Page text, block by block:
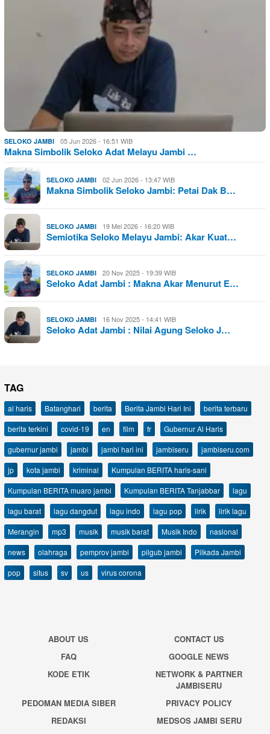
SELOKO JAMBI 05 Jun 2026 - 16:51 WIB
Makna Simbolik Seloko Adat Melayu Jambi …
SELOKO JAMBI 02 Jun 2026 - 13:47 WIB
Makna Simbolik Seloko Jambi: Petai Dak B…
SELOKO JAMBI 19 Mei 2026 - 16:20 WIB
Semiotika Seloko Melayu Jambi: Akar Kuat…
SELOKO JAMBI 20 Nov 2025 - 19:39 WIB
Seloko Adat Jambi : Makna Akar Menurut E…
SELOKO JAMBI 16 Nov 2025 - 14:41 WIB
Seloko Adat Jambi : Nilai Agung Seloko J…
TAG
al haris Batanghari berita Berita Jambi Hari Ini
berita terbaru
berita terkini
covid-19 en film fr
Gubernur Al Haris
gubernur jambi
jambi jambi hari ini jambiseru
jambiseru.com
jp
kota jambi kriminal
Kumpulan BERITA haris-sani
Kumpulan BERITA muaro jambi
Kumpulan BERITA Tanjabbar
lagu
lagu barat
lagu dangdut lagu indo lagu pop lirik
lirik lagu
Merangin
mp3 musik musik barat Musik Indo
nasional
news
olahraga pemprov jambi pilgub jambi
Pilkada Jambi
pop
situs sv us virus corona
ABOUT US
CONTACT US
FAQ
GOOGLE NEWS
KODE ETIK
NETWORK & PARTNER
JAMBISERU
PEDOMAN MEDIA SIBER
PRIVACY POLICY
REDAKSI
MEDSOS JAMBI SERU